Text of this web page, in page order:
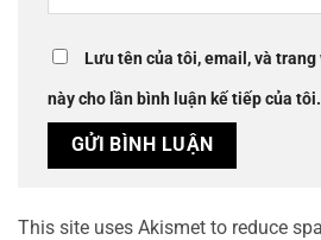
Lưu tên của tôi, email, và
này cho lần bình luận kế tiếp của tôi.
This site uses Akismet to reduce